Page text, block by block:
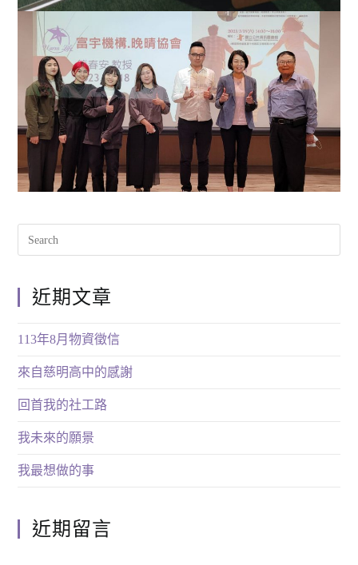
近期文章
113年8月物資徵信
來自慈明高中的感謝
回首我的社工路
我未來的願景
我最想做的事
近期留言